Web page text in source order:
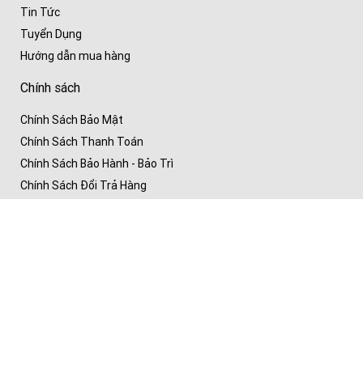
Tin Tức
Tuyển Dụng
Hướng dẫn mua hàng
Chính sách
Chính Sách Bảo Mật
Chính Sách Thanh Toán
Chính Sách Bảo Hành - Bảo Trì
Chính Sách Đổi Trả Hàng